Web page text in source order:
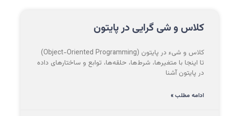
کلاس و شی گرایی در پایتون
کلاس و شیء در پایتون (Object-Oriented Programming)
تا اینجا با متغیرها، شرط‌ها، حلقه‌ها، توابع و ساختارهای داده
در پایتون آشنا
ادامه مطلب »